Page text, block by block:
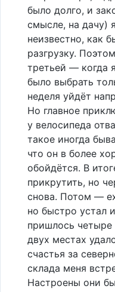
было долго, и
смысле, на дачу)
неизвестно, как
разгрузку.
третьей — когда
было выбрать
неделя уйдёт
Но главное
у велосипеда
такое иногда
что он в более
обойдётся. В
прикрутить, но
снова. Потом —
но быстро устал
пришлось четыре
двух местах
счастья за
склада меня
Настроены они